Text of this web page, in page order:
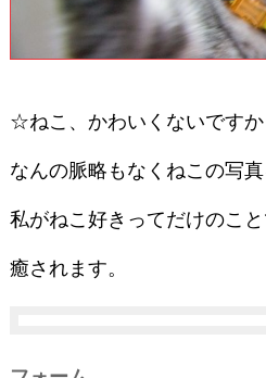
☆ねこ、かわいくないですか
なんの脈略もなくねこの写真
私がねこ好きってだけのこと
癒されます。